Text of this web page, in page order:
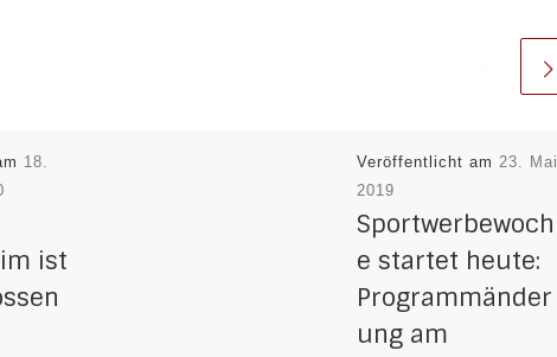
18.
ist
Veröffentlicht am 23. Mai
2019
Sportwerbewoch
e startet heute:
Programmänder
ung am